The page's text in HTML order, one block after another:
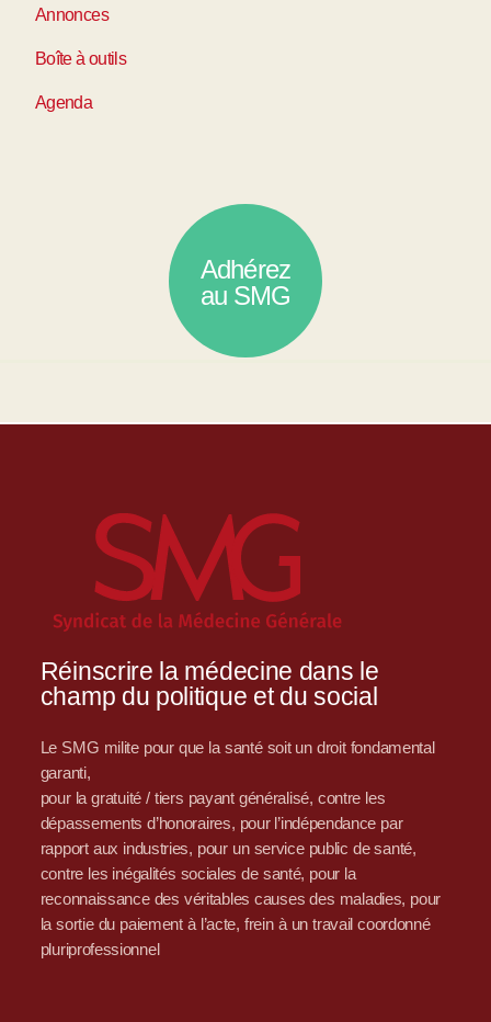
Annonces
Boîte à outils
Agenda
Adhérez
au SMG
Réinscrire la médecine dans le
champ du politique et du social
Le SMG milite pour que la santé soit un droit fondamental
garanti,
pour la gratuité / tiers payant généralisé, contre les
dépassements d’honoraires, pour l’indépendance par
rapport aux industries, pour un service public de santé,
contre les inégalités sociales de santé, pour la
reconnaissance des véritables causes des maladies, pour
la sortie du paiement à l’acte, frein à un travail coordonné
pluriprofessionnel